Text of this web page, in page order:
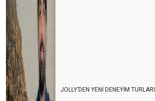
JOLLY’DEN YENİ DENEYİM TURLARI